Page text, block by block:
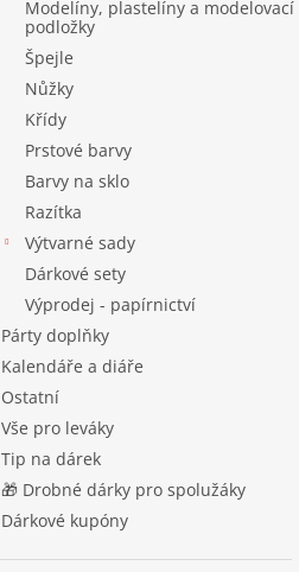
Modelíny, plastelíny a modelovací
podložky
Špejle
Nůžky
Křídy
Prstové barvy
Barvy na sklo
Razítka
Výtvarné sady
Dárkové sety
Výprodej - papírnictví
Párty doplňky
Kalendáře a diáře
Ostatní
Vše pro leváky
Tip na dárek
🎁 Drobné dárky pro spolužáky
Dárkové kupóny